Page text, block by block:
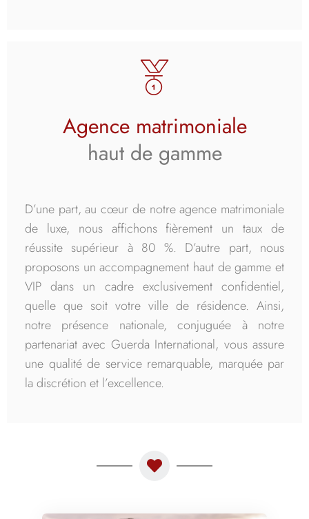
Agence matrimoniale
haut de gamme
D’une part, au cœur de notre agence matrimoniale
de luxe, nous affichons fièrement un taux de
réussite supérieur à 80 %. D’autre part, nous
proposons un accompagnement haut de gamme et
VIP dans un cadre exclusivement confidentiel,
quelle que soit votre ville de résidence. Ainsi,
notre présence nationale, conjuguée à notre
partenariat avec Guerda International, vous assure
une qualité de service remarquable, marquée par
la discrétion et l’excellence.